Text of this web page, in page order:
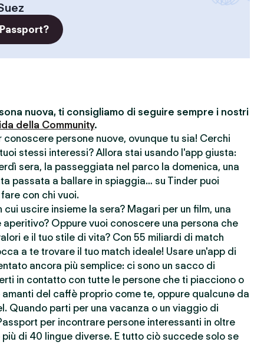
nuova, ti consigliamo di seguire sempre i nostri
della Community.
persone nuove, ovunque tu sia! Cerchi
stessi interessi? Allora stai usando l'app giusta:
sera, la passeggiata nel parco la domenica, una
passata a ballare in spiaggia… su Tinder puoi
con chi vuoi.
uscire insieme la sera? Magari per un film, una
aperitivo? Oppure vuoi conoscere una persona che
e il tuo stile di vita? Con 55 miliardi di match
a te trovare il tuo match ideale! Usare un'app di
ancora più semplice: ci sono un sacco di
in contatto con tutte le persone che ti piacciono o
del caffè proprio come te, oppure qualcunə da
Quando parti per una vacanza o un viaggio di
per incontrare persone interessanti in oltre
di 40 lingue diverse. E tutto ciò succede solo se